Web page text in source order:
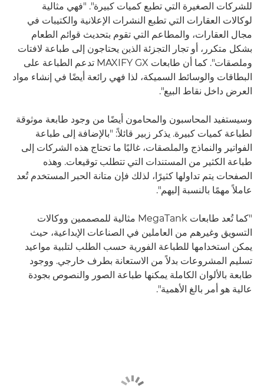
للشركات الصغيرة التي تطبع كميات كبيرة". "فهي مثالية
لوكالات العقارات التي تطبع النشرات الإعلانية والكتيبات في
مجال العقارات، والمطاعم التي تقوم بتحديث قوائم الطعام
بشكل متكرر، أو تجار التجزئة الذين يحتاجون إلى طباعة لافتات
وملصقات". كما أن طابعات MAXIFY GX تدعم الطباعة على
البطاقات والوسائط السميكة، لذا فهي رائعة أيضًا في إنشاء مواد
العرض داخل نقاط البيع".
وسيستفيد المحاسبون والمحامون أيضًا من وجود طابعة موثوقة
لطباعة كميات كبيرة. يذكر زبير قائلاً: "بالإضافة إلى طباعة
الفواتير والنماذج والملصقات، غالبًا ما تحتاج هذه الشركات إلى
طباعة الكثير من المستندات التي تتطلب توقيعات. وهذه
الصفحات يتم تداولها كثيرًا، لذلك فإن متانة الحبر المستخدم تُعد
عاملاً مهمًا بالنسبة إليهم".
"كما تُعد طابعات MegaTank مثالية للمصممين ووكالات
التسويق وغيرهم من العاملين في الصناعات الإبداعية، حيث
يمكن استخدامها للطباعة الفورية حسب الطلب لتلبية مواعيد
تسليم المشروعات بدلاً من الاستعانة بطرف خارجي. ووجود
طابعة بالألوان الكاملة يمكنها طباعة الصور والنصوص بجودة
عالية هو أمر بالغ الأهمية".